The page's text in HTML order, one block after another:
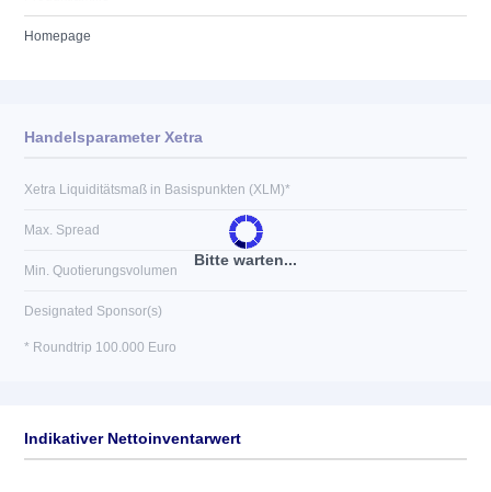
Homepage
Bitte warten...
Handelsparameter Xetra
Xetra Liquiditätsmaß in Basispunkten (XLM)*
Max. Spread
Min. Quotierungsvolumen
Designated Sponsor(s)
* Roundtrip 100.000 Euro
Indikativer Nettoinventarwert